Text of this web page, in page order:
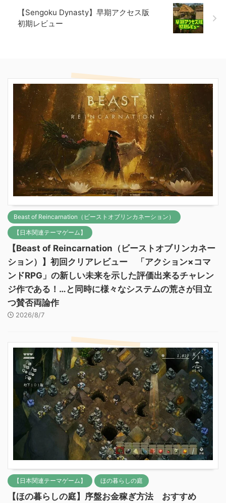
【Sengoku Dynasty】早期アクセス版
初期レビュー
Beast of Reincarnation（ビーストオブリンカネーション）
【日本関連テーマゲーム】
【Beast of Reincarnation（ビーストオブリンカネー
ション）】初回クリアレビュー 「アクション×コマ
ンドRPG」の新しい未来を示した評価出来るチャレン
ジ作である！…と同時に様々なシステムの荒さが目立
つ賛否両論作
2026/8/7
【日本関連テーマゲーム】 ほの暮らしの庭
【ほの暮らしの庭】序盤お金稼ぎ方法 おすすめ